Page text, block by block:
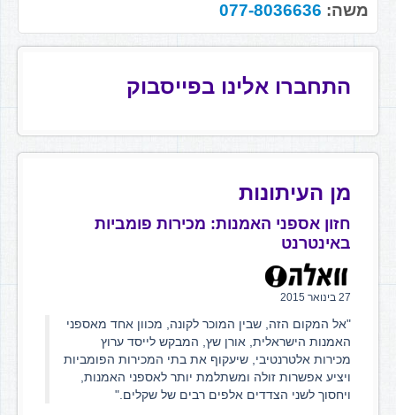
משה: 077-8036636
התחברו אלינו בפייסבוק
מן העיתונות
חזון אספני האמנות: מכירות פומביות
באינטרנט
27 בינואר 2015
"אל המקום הזה, שבין המוכר לקונה, מכוון אחד מאספני
האמנות הישראלית, אורן שץ, המבקש לייסד ערוץ
מכירות אלטרנטיבי, שיעקוף את בתי המכירות הפומביות
ויציע אפשרות זולה ומשתלמת יותר לאספני האמנות,
ויחסוך לשני הצדדים אלפים רבים של שקלים."